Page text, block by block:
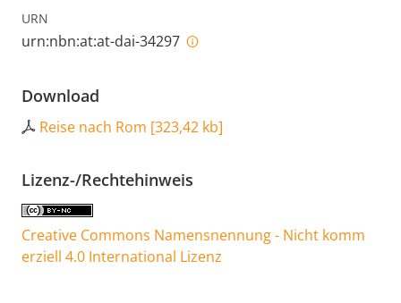
URN
urn:nbn:at:at-dai-34297
Download
Reise nach Rom [323,42 kb]
Lizenz-/Rechtehinweis
Creative Commons Namensnennung - Nicht komm
erziell 4.0 International Lizenz